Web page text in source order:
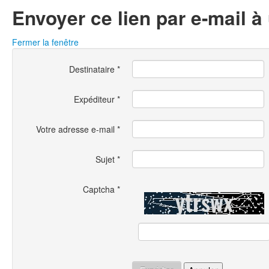
Envoyer ce lien par e-mail
Fermer la fenêtre
Destinataire *
Expéditeur *
Votre adresse e-mail *
Sujet *
Captcha *